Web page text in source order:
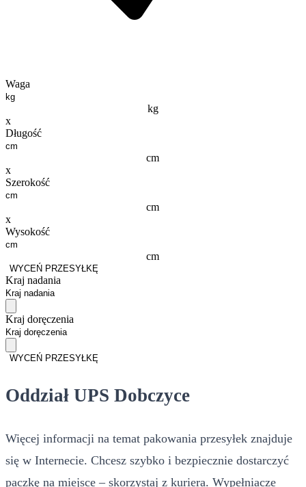
Waga
kg
x
Długość
cm
x
Szerokość
cm
x
Wysokość
cm
WYCEŃ PRZESYŁKĘ
Kraj nadania
Kraj doręczenia
WYCEŃ PRZESYŁKĘ
Oddział UPS Dobczyce
Więcej informacji na temat pakowania przesyłek znajduje
się w Internecie. Chcesz szybko i bezpiecznie dostarczyć
paczkę na miejsce – skorzystaj z kuriera. Wypełniacze